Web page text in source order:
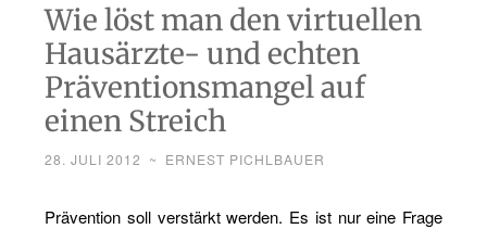
Wie löst man den virtuellen
Hausärzte- und echten
Präventionsmangel auf
einen Streich
28. JULI 2012 ~ ERNEST PICHLBAUER
Prä­ven­ti­on soll ver­stärkt wer­den. Es ist nur eine Frage